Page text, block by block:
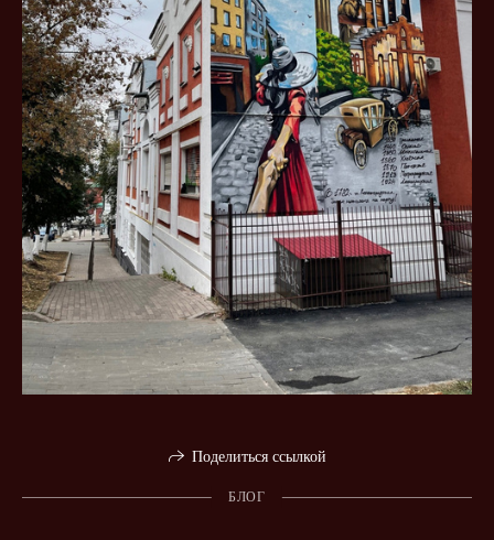
Поделиться ссылкой
БЛОГ